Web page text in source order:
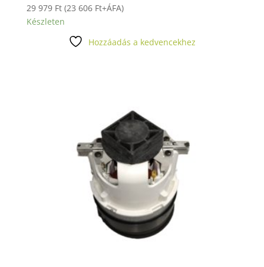
29 979 Ft (23 606 Ft+ÁFA)
Készleten
Hozzáadás a kedvencekhez